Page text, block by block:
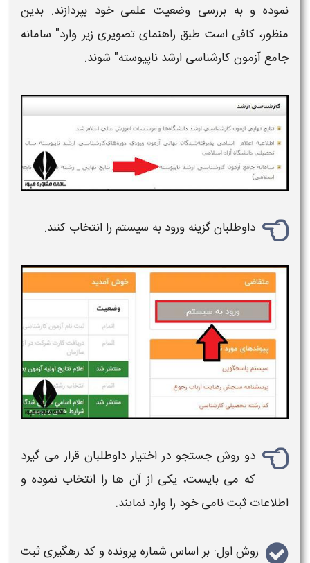
نموده و به بررسی وضعیت علمی خود بپردازند. بدین
منظور، کافی است طبق راهنمای تصویری زیر وارد" سامانه
جامعآزمون کارشناسی ارشد ناپیوسته" شوند.
داوطلبانگزینه ورود به سیستم را انتخاب کنند.
دو روش جستجو در اختیار داوطلبان قرار می گیرد
که می بایست، یکی از آن ها را انتخاب نموده و
اطلاعات ثبت نامیخود را وارد نمایند.
روش اول: بر اساس شماره پرونده و کد رهگیری ثبت